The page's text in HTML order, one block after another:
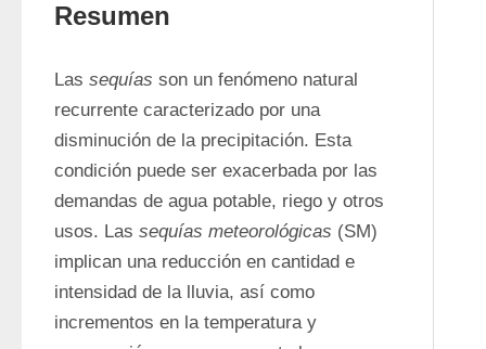
Resumen
Las sequías son un fenómeno natural
recurrente caracterizado por una
disminución de la precipitación. Esta
condición puede ser exacerbada por las
demandas de agua potable, riego y otros
usos. Las sequías meteorológicas (SM)
implican una reducción en cantidad e
intensidad de la lluvia, así como
incrementos en la temperatura y